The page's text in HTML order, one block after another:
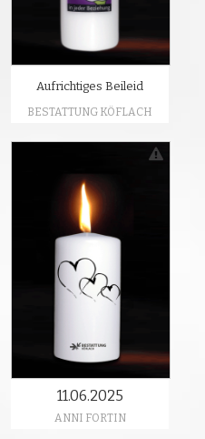
Aufrichtiges Beileid
BESTATTUNG KÖFLACH
11.06.2025
ANNI FORTIN